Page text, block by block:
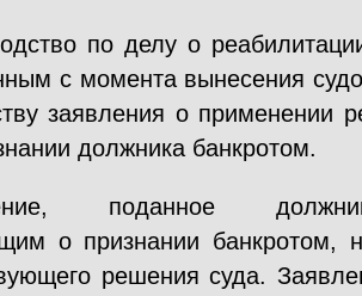
по делу о
с момента вынесения
заявления о применении
должника банкротом.
поданное
о признании банкротом,
решения суда.